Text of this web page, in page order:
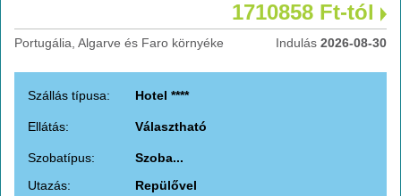
1710858 Ft-tól
Portugália, Algarve és Faro környéke Indulás 2026-08-30
Szállás típusa: Hotel ****
Ellátás: Választható
Szobatípus:
Szoba...
Utazás:
Repülővel